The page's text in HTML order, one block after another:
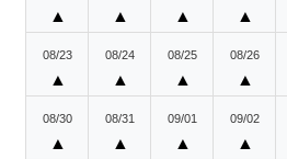
▲ ▲ ▲ ▲
08/23
▲
08/24
▲
08/25
▲
08/26
▲
08/30
▲
08/31
▲
09/01
▲
09/02
▲